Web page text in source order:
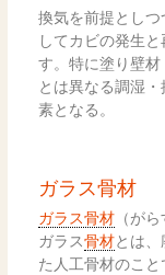
換気を前提とし
してカビの発生
す。特に塗り壁
とは異なる調湿
素となる。
ガラス骨材
ガラス骨材（がら
ガラス骨材とは、
た人工骨材のこと